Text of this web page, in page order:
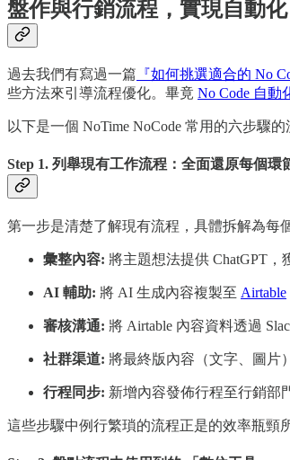
盤作與行銷流程，實現自動化
過去我們有寫過一篇 『如何挑選適合的 No
些方法來引導流程優化。畢竟 No Code 自動
以下是一個 NoTime NoCode 常用的六步驟
Step 1. 列舉現有工作流程：全面還原每個環
第一步是清楚了解現有流程，具體拆解為每
彙整內容: 將主題想法提供 ChatGPT
AI 輔助: 將 AI 生成內容複製至 Airtable
審核溝通: 將 Airtable 內容資料透過
社群渠道: 將最終版內容（文字、圖片
行程同步: 新增內容發佈行程至行銷部
這些步驟中例行繁瑣的流程正是的效率瓶頸